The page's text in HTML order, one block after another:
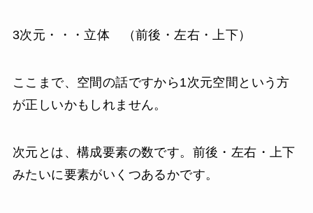
3次元・・・立体 （前後・左右・上下）
ここまで、空間の話ですから1次元空間という方
が正しいかもしれません。
次元とは、構成要素の数です。前後・左右・上下
みたいに要素がいくつあるかです。